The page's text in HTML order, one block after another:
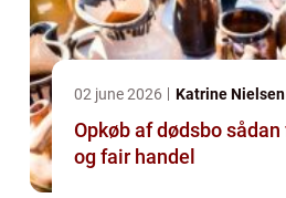
02 june 2026 Katrine Nielsen
Opkøb af dødsbo sådan foregår en tryg
og fair handel